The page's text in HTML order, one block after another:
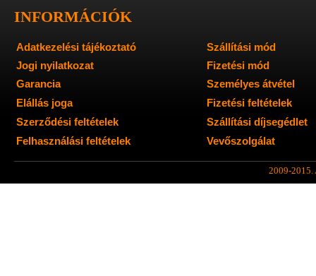
INFORMÁCIÓK
Adatkezelési tájékoztató
Szállítási mód
Jogi nyilatkozat
Fizetési mód
Garancia
Személyes átvétel
Elállás joga
Fizetési feltételek
Szerződési feltételek
Szállítási díjsegédlet
Felhasználási feltételek
Vevőszolgálat
2009-2015.